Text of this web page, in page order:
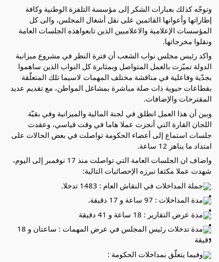
وتوجّه كذلك بعبارات الشكر إلى مؤسسة التلفزة الوطنية وكافة
إطاراتها وأعوانها القائمين على نقل أشغال المجلس، والى كل
المؤسسات الإعلامية والاعلاميين الذين تابعواهذه الجلسات العامة
ونقلوا مخرجاتها.
واكد رئيس مجلس نواب الشعب أن فترة النظر في مشروع ميزانية
الدولة تميّزت بالعمل المتواصل وبمثابرة كل النواب الذين ساهموا
بجدّية وفاعلية في مناقشة مختلف المهمات لاسيما تلك المتعلّقة
بقطاعات حيوية ذات صلة مباشرة بمشاغل المواطن، مع تقديم عديد
المقترحات والإضافات.
وبين أن هذا العمل انطلق في لجنة المالية والميزانية وفي بقيّة
اللجان القارة التي أنجزت عملا هاما في وقت قياسي، وعقدت
جلسات استماع إلى أعضاء الحكومة تواصلت في بعض الحالات على
امتداد ما يناهز 12 ساعة.
واضاف ان الجلسات العامة التي تواصلت منذ 17 نوفمبر إلى اليوم،
شهدت عملا مكثفا تبرزه الإحصائيات التالية:
جملة المداخلات في النقاش العام : 1483 تدخلا.
مدة المداخلات : 97 ساعة و 17 دقيقة.
مدة عرض التقارير : 18 ساعة و 41 دقيقة
مدة تدخلات رئيس المجلس في عرض المهمات : ساعتان و 18
دقيقة
وفيما يتعلّق بمداخلات الحكومة :